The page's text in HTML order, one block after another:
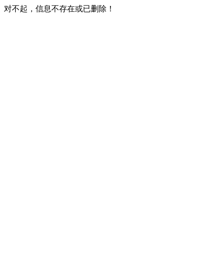
对不起，信息不存在或已删除！